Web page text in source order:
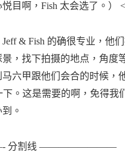
目啊，Fish 太会选了。）
& Fish 的确很专业，他
景，找下拍摄的地点，角度
马六甲跟他们会合的时候，
下。这是需要的啊，免得我
。
分割线 ————————